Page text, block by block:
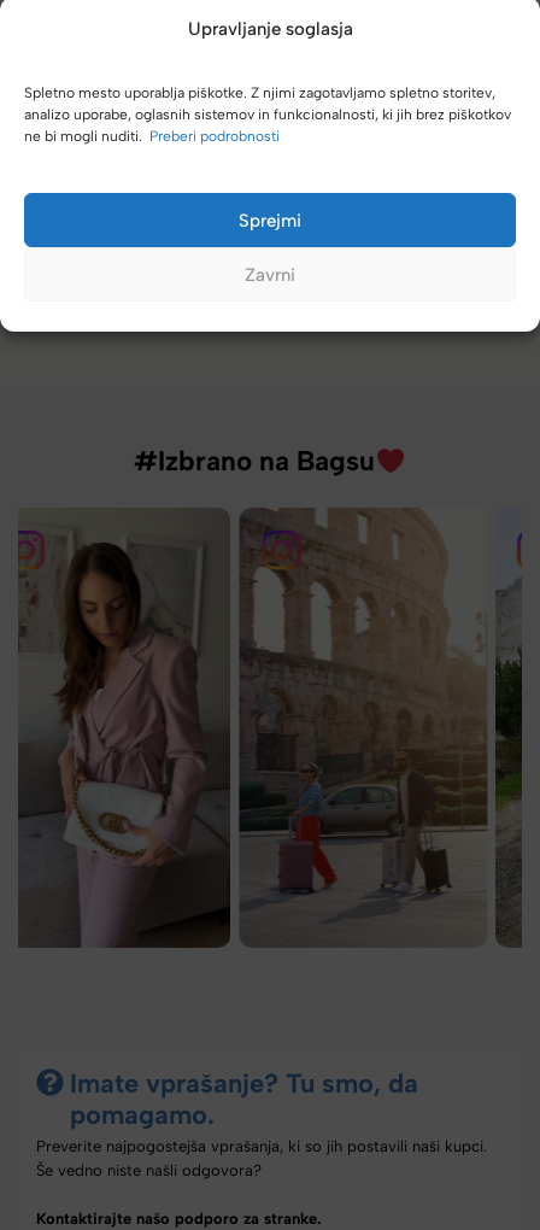
Upravljanje soglasja
Spletno mesto uporablja piškotke. Z njimi zagotavljamo spletno storitev,
analizo uporabe, oglasnih sistemov in funkcionalnosti, ki jih brez piškotkov
ne bi mogli nuditi. Preberi podrobnosti
Sprejmi
Zavrni
Naročanje pri vas je enostavno, zaupanja vredno.
prijetna za nošenje. Hvala
#Izbrano na Bagsu
Imate vprašanje? Tu smo, da
pomagamo.
Preverite najpogostejša vprašanja, ki so jih postavili naši kupci.
Še vedno niste našli odgovora?
Kontaktirajte našo podporo za stranke.